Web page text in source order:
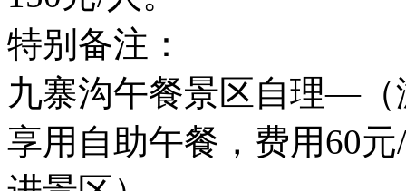
特别备注：
九寨沟午餐景区自理—（
享用自助午餐，费用60